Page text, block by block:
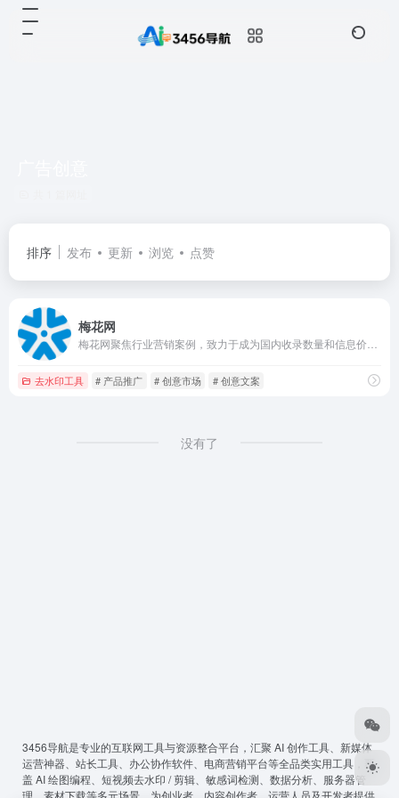
排序 发布 更新 浏览 点赞
梅花网
去水印工具 # 产品推广 # 创意市场 # 创意文案
没有了
3456导航是专业的互联网工具与资源整合平台，汇聚 AI 创作工具、新媒体
运营神器、站长工具、办公协作软件、电商营销平台等全品类实用工具，覆
盖 AI 绘图编程、短视频去水印 / 剪辑、敏感词检测、数据分析、服务器管
理、素材下载等多元场景，为创业者、内容创作者、运营人员及开发者提供